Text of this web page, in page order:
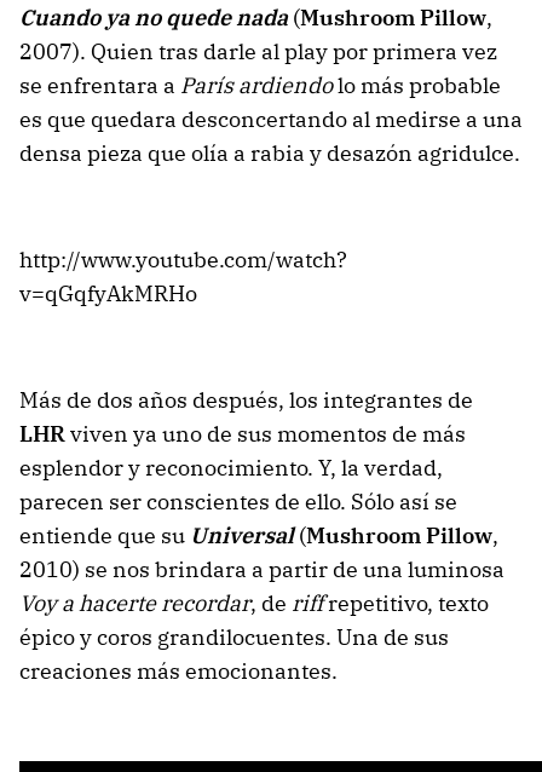
Cuando ya no quede nada(Mushroom Pillow,
2007). Quien tras darle al play por primera vez
se enfrentara a París ardiendolo más probable
es que quedara desconcertando al medirse a una
densa pieza que olía a rabia y desazón agridulce.
http://www.youtube.com/watch?
v=qGqfyAkMRHo
Más de dos años después, los integrantes de
LHRviven ya uno de sus momentos de más
esplendor y reconocimiento. Y, la verdad,
parecen ser conscientes de ello. Sólo así se
entiende que su Universal(Mushroom Pillow,
2010) se nos brindara a partir de una luminosa
Voy a hacerte recordar, de riffrepetitivo, texto
épico y coros grandilocuentes. Una de sus
creaciones más emocionantes.